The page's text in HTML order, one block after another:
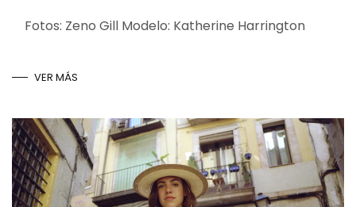
Fotos: Zeno Gill Modelo: Katherine Harrington
VER MÁS